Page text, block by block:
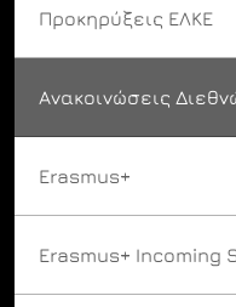
Προκηρύξεις ΕΛΚΕ
Ανακοινώσεις
Erasmus+
Erasmus+ Incoming